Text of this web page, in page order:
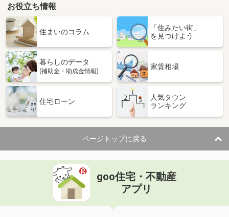
お役立ち情報
住まいのコラム
「住みたい街」
を見つけよう
暮らしのデータ
(補助金・助成金情報)
家賃相場
住宅ローン
人気タウン
ランキング
ページトップに戻る
goo住宅・不動産
アプリ